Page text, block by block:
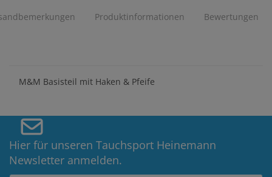
Produktinformationen Bewertungen
M&M Basisteil mit Haken & Pfeife
Hier für unseren Tauchsport Heinemann
Newsletter anmelden.